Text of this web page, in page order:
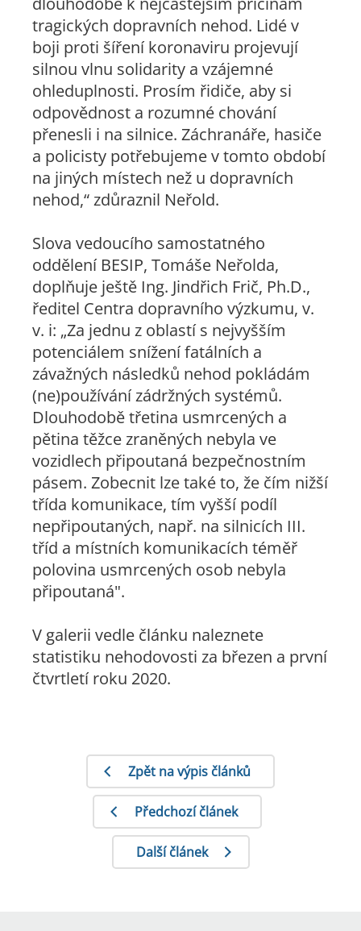
tragických dopravních nehod. Lidé v
boji proti šíření koronaviru projevují
silnou vlnu solidarity a vzájemné
ohleduplnosti. Prosím řidiče, aby si
odpovědnost a rozumné chování
přenesli i na silnice. Záchranáře, hasiče
a policisty potřebujeme v tomto období
na jiných místech než u dopravních
nehod,“ zdůraznil Neřold.
Slova vedoucího samostatného
oddělení BESIP, Tomáše Neřolda,
doplňuje ještě Ing. Jindřich Frič, Ph.D.,
ředitel Centra dopravního výzkumu, v.
v. i: „Za jednu z oblastí s nejvyšším
potenciálem snížení fatálních a
závažných následků nehod pokládám
(ne)používání zádržných systémů.
Dlouhodobě třetina usmrcených a
pětina těžce zraněných nebyla ve
vozidlech připoutaná bezpečnostním
pásem. Zobecnit lze také to, že čím nižší
třída komunikace, tím vyšší podíl
nepřipoutaných, např. na silnicích III.
tříd a místních komunikacích téměř
polovina usmrcených osob nebyla
připoutaná".
V galerii vedle článku naleznete
statistiku nehodovosti za březen a první
čtvrtletí roku 2020.
Zpět na výpis článků
Předchozí článek
Další článek